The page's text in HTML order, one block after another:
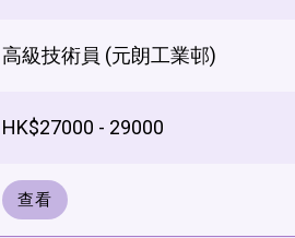
高級技術員 (元朗工業邨)
HK$27000 - 29000
查看